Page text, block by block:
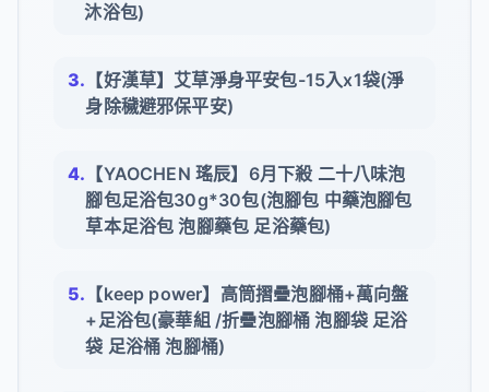
沐浴包)
【好漢草】艾草淨身平安包-15入x1袋(淨
身除穢避邪保平安)
【YAOCHEN 瑤辰】6月下殺 二十八味泡
腳包足浴包30g*30包(泡腳包 中藥泡腳包
草本足浴包 泡腳藥包 足浴藥包)
【keep power】高筒摺疊泡腳桶+萬向盤
+足浴包(豪華組 /折疊泡腳桶 泡腳袋 足浴
袋 足浴桶 泡腳桶)